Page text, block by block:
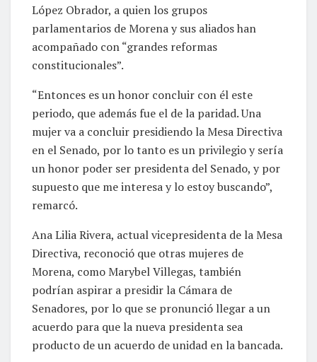
López Obrador, a quien los grupos
parlamentarios de Morena y sus aliados han
acompañado con “grandes reformas
constitucionales”.
“Entonces es un honor concluir con él este
periodo, que además fue el de la paridad. Una
mujer va a concluir presidiendo la Mesa Directiva
en el Senado, por lo tanto es un privilegio y sería
un honor poder ser presidenta del Senado, y por
supuesto que me interesa y lo estoy buscando”,
remarcó.
Ana Lilia Rivera, actual vicepresidenta de la Mesa
Directiva, reconoció que otras mujeres de
Morena, como Marybel Villegas, también
podrían aspirar a presidir la Cámara de
Senadores, por lo que se pronunció llegar a un
acuerdo para que la nueva presidenta sea
producto de un acuerdo de unidad en la bancada.